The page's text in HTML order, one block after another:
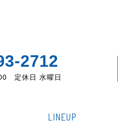
2712
定休日 水曜日
LINEUP